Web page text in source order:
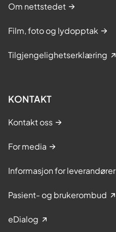
Om nettstedet
Film, foto og lydopptak
Tilgjengelighetserklæring
KONTAKT
Kontakt oss
For media
Informasjon for leverandører
Pasient- og brukerombud
eDialog